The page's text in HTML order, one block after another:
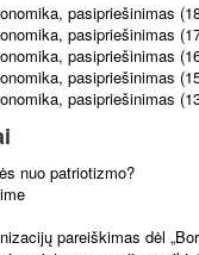
pasipriešinimas
pasipriešinimas
pasipriešinimas
pasipriešinimas
pasipriešinimas
nuo patriotizmo?
pareiškimas dėl